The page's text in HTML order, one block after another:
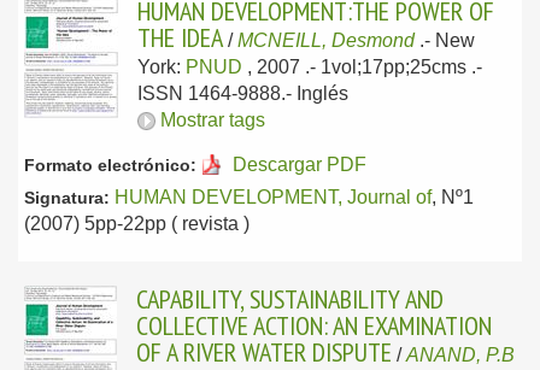
HUMAN DEVELOPMENT:THE POWER OF
THE IDEA /MCNEILL, Desmond .- New
York: PNUD , 2007 .- 1vol;17pp;25cms .-
ISSN 1464-9888.- Inglés
Mostrar tags
Formato electrónico: Descargar PDF
Signatura: HUMAN DEVELOPMENT, Journal of, Nº1
(2007) 5pp-22pp ( revista )
CAPABILITY, SUSTAINABILITY AND
COLLECTIVE ACTION: AN EXAMINATION
OF A RIVER WATER DISPUTE /ANAND, P.B